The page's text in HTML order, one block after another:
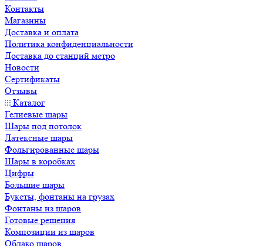
Букеты, фонтаны на грузах
Фонтаны из шаров
Готовые решения
Композиции из шаров
Облако шаров
Печать, надписи на шарах
Ходячие, ростовые шары
Шары Bubble
Шары без рисунка
Шары с конфетти
Шары с приколами
Шары хром
Событие и праздники
День рождения
На 1 годик, годовасие
Выписка из роддома
Определение пола
Юбилей
Свадьба
На годовщину свадьбы
День матери